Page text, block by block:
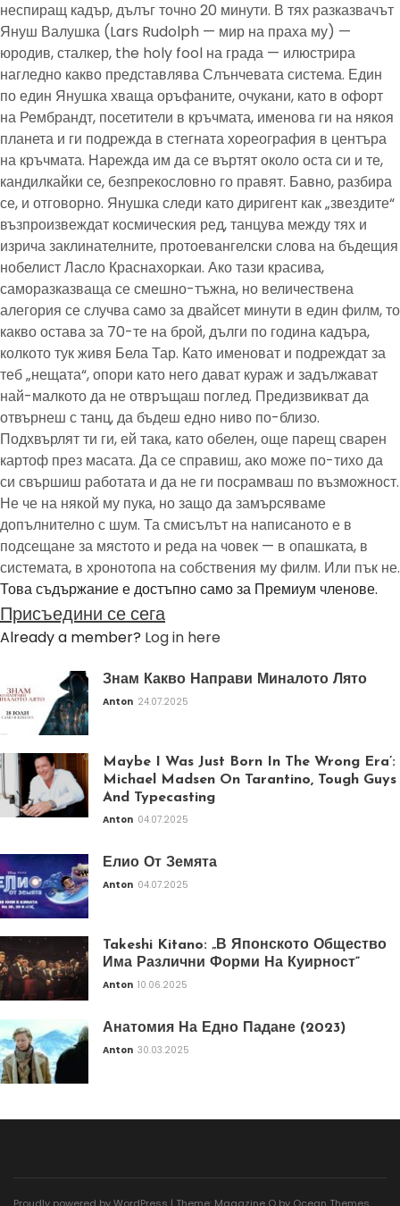
неспиращ кадър, дълъг точно 20 минути. В тях разказвачът
Януш Валушка (Lars Rudolph — мир на праха му) —
юродив, сталкер, the holy fool на града — илюстрира
нагледно какво представлява Слънчевата система. Един
по един Янушка хваща оръфаните, очукани, като в офорт
на Рембрандт, посетители в кръчмата, именова ги на някоя
планета и ги подрежда в стегната хореография в центъра
на кръчмата. Нарежда им да се въртят около оста си и те,
кандилкайки се, безпрекословно го правят. Бавно, разбира
се, и отговорно. Янушка следи като диригент как „звездите“
възпроизвеждат космическия ред, танцува между тях и
изрича заклинателните, протоевангелски слова на бъдещия
нобелист Ласло Краснахоркаи. Ако тази красива,
саморазказваща се смешно-тъжна, но величествена
алегория се случва само за двайсет минути в един филм, то
какво остава за 70-те на брой, дълги по година кадъра,
колкото тук живя Бела Тар. Като именоват и подреждат за
теб „нещата“, опори като него дават кураж и задължават
най-малкото да не отвръщаш поглед. Предизвикват да
отвърнеш с танц, да бъдеш едно ниво по-близо.
Подхвърлят ти ги, ей така, като обелен, още парещ сварен
картоф през масата. Да се справиш, ако може по-тихо да
си свършиш работата и да не ги посрамваш по възможност.
Не че на някой му пука, но защо да замърсяваме
допълнително с шум. Та смисълът на написаното е в
подсещане за мястото и реда на човек — в опашката, в
системата, в хронотопа на собствения му филм. Или пък не.
Това съдържание е достъпно само за Премиум членове.
Присъедини се сега
Already a member? Log in here
Знам Какво Направи Миналото Лято
Anton 24.07.2025
Maybe I Was Just Born In The Wrong Era’:
Michael Madsen On Tarantino, Tough Guys
And Typecasting
Anton 04.07.2025
Елио От Земята
Anton 04.07.2025
Takeshi Kitano: „В Японското Общество
Има Различни Форми На Куирност“
Anton 10.06.2025
Анатомия На Едно Падане (2023)
Anton 30.03.2025
Proudly powered by WordPress | Theme: Magazine O by Ocean Themes